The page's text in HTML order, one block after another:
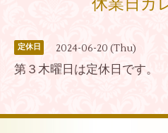
休業日カ
定休日 2024-06-20 (Thu)
第３木曜日は定休日です。